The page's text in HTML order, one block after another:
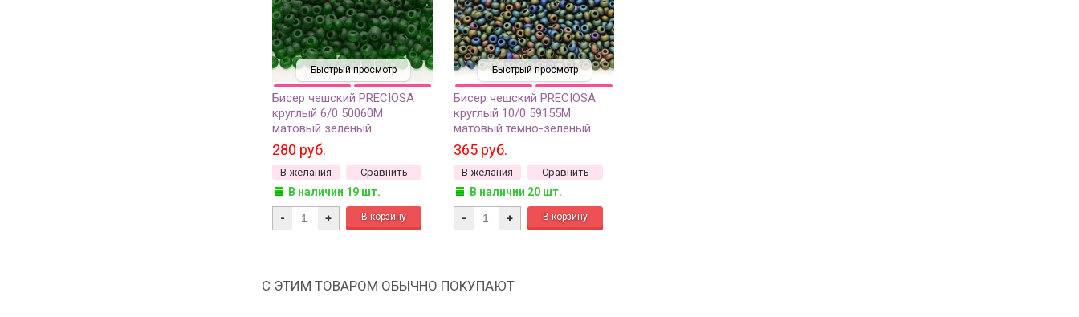
Быстрый просмотр
Бисер чешский PRECIOSA
круглый 6/0 50060М
матовый зеленый
прозрачный, 50г
280 руб.
В желания Сравнить
В наличии 19 шт.
- +
Быстрый просмотр
Бисер чешский PRECIOSA
круглый 10/0 59155М
матовый темно-зеленый
непрозрачный ирис, 1 сорт,
50г
365 руб.
В желания Сравнить
В наличии 20 шт.
- +
С ЭТИМ ТОВАРОМ ОБЫЧНО ПОКУПАЮТ